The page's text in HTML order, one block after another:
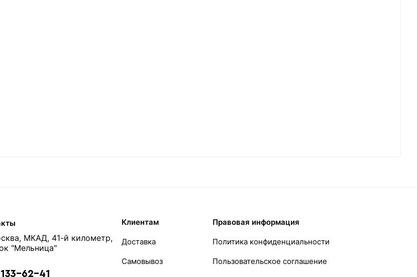
МКАД, 41-й километр,
"Мельница"
62-41
Клиентам
Доставка
Самовывоз
Правовая информация
Политика конфиденциальности
Пользовательское соглашение